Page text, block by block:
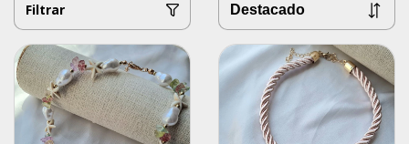
Filtrar